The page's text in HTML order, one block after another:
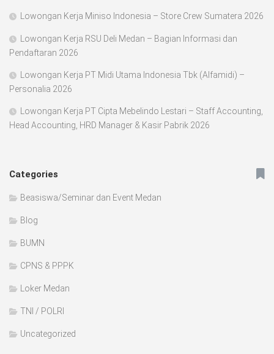
Lowongan Kerja Miniso Indonesia – Store Crew Sumatera 2026
Lowongan Kerja RSU Deli Medan – Bagian Informasi dan
Pendaftaran 2026
Lowongan Kerja PT Midi Utama Indonesia Tbk (Alfamidi) –
Personalia 2026
Lowongan Kerja PT Cipta Mebelindo Lestari – Staff Accounting,
Head Accounting, HRD Manager & Kasir Pabrik 2026
Categories
Beasiswa/Seminar dan Event Medan
Blog
BUMN
CPNS & PPPK
Loker Medan
TNI / POLRI
Uncategorized